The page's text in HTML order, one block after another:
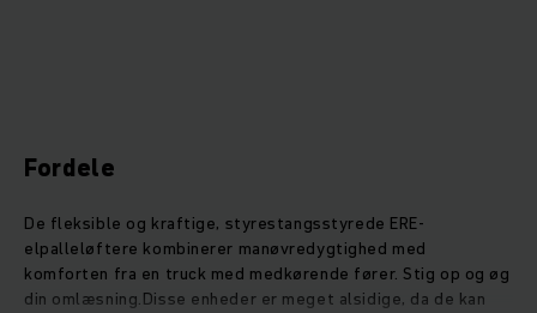
Fordele
De fleksible og kraftige, styrestangsstyrede ERE-
elpalleløftere kombinerer manøvredygtighed med
komforten fra en truck med medkørende fører. Stig op og øg
din omlæsning.Disse enheder er meget alsidige, da de kan